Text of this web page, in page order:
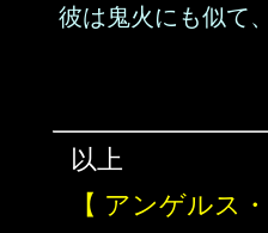
彼は鬼火にも似て
以上
【 アンゲルス